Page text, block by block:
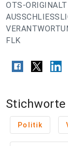
OTS-
FLK
Stichworte
Politik